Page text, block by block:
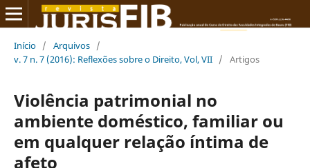
Início / Arquivos /
v. 7 n. 7 (2016): Reflexões sobre o Direito, Vol, VII / Artigos
Violência patrimonial no
ambiente doméstico, familiar ou
em qualquer relação íntima de
afeto